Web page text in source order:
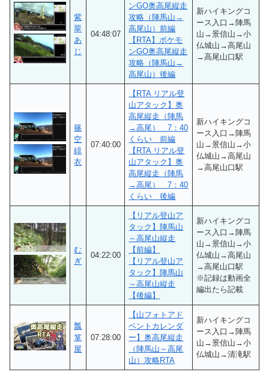
紫
翠
あ
じ
04:48:07
ンGO奥高尾縦走
攻略（陣馬山→
高尾山）前編
【RTA】ポケモ
ンGO奥高尾縦走
攻略（陣馬山→
高尾山）後編
新ハイキングコ
ース入口→陣馬
山→景信山→小
仏城山→高尾山
→高尾山口駅
篠
空
緋
衣
07:40:00
【RTA リアル登
山アタック】奥
高尾縦走（陣馬
→高尾） 7：40
くらい 前編
【RTA リアル登
山アタック】奥
高尾縦走（陣馬
→高尾） 7：40
くらい 後編
新ハイキングコ
ース入口→陣馬
山→景信山→小
仏城山→高尾山
→高尾山口駅
む
ぎ
04:22:00
【リアル登山ア
タック】陣馬山
～高尾山縦走
【前編】
【リアル登山ア
タック】陣馬山
～高尾山縦走
【後編】
新ハイキングコ
ース入口→陣馬
山→景信山→小
仏城山→高尾山
→高尾山口駅
※記録は動画全
編出たら記載
瓢
箪
屋
07:28:00
【山フォトアド
ベントカレンダ
ー】奥高尾縦走
（陣馬山～高尾
山）攻略RTA
新ハイキングコ
ース入口→陣馬
山→景信山→小
仏城山→清滝駅